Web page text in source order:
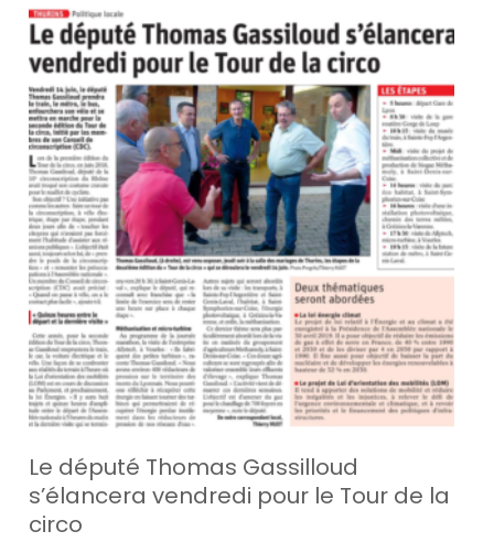
Le député Thomas Gassilloud
s’élancera vendredi pour le Tour de la
circo